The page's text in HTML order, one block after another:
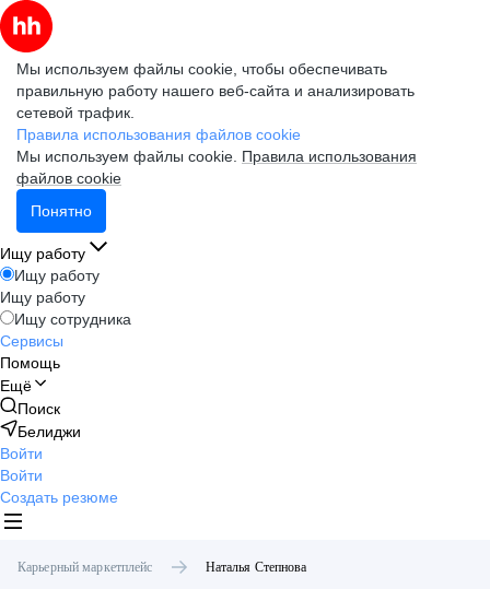
Мы используем файлы cookie, чтобы обеспечивать
правильную работу нашего веб-сайта и анализировать
сетевой трафик.
Правила использования файлов cookie
Мы используем файлы cookie. Правила использования
файлов cookie
Понятно
Ищу работу
Ищу работу
Ищу работу
Ищу сотрудника
Сервисы
Помощь
Ещё
Поиск
Белиджи
Войти
Войти
Создать резюме
Карьерный маркетплейс Наталья Степнова